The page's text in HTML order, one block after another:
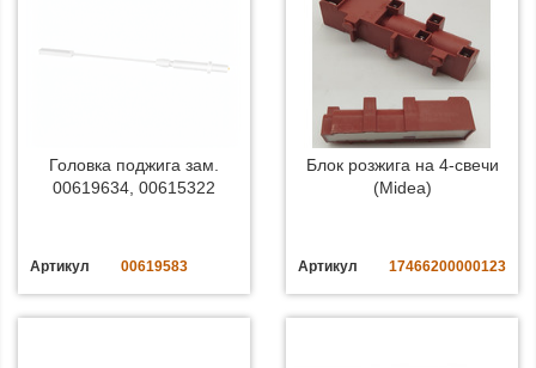
Головка поджига зам.
00619634, 00615322
Артикул 00619583
Блок розжига на 4-свечи
(Midea)
Артикул 17466200000123